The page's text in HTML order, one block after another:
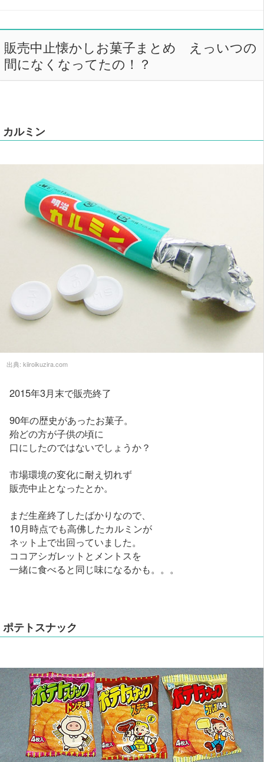
販売中止懐かしお菓子まとめ えっいつの
間になくなってたの！？
カルミン
出典: kiiroikuzira.com
2015年3月末で販売終了
90年の歴史があったお菓子。
殆どの方が子供の頃に
口にしたのではないでしょうか？
市場環境の変化に耐え切れず
販売中止となったとか。
まだ生産終了したばかりなので、
10月時点でも高佛したカルミンが
ネット上で出回っていました。
ココアシガレットとメントスを
一緒に食べると同じ味になるかも。。。
ポテトスナック